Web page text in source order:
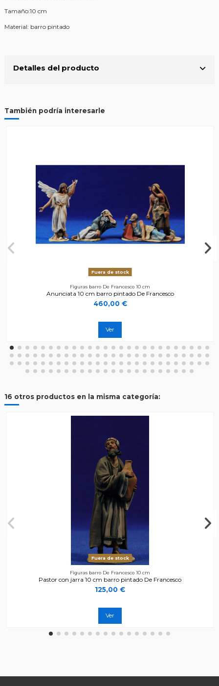
Tamaño:10 cm
Material: barro pintado
Detalles del producto
También podría interesarle
Fuera de stock
Figuras barro De Francesco 10 cm
Anunciata 10 cm barro pintado De Francesco
460,00 €
Ver
16 otros productos en la misma categoría:
Fuera de stock
Figuras barro De Francesco 10 cm
Pastor con jarra 10 cm barro pintado De Francesco
125,00 €
Ver